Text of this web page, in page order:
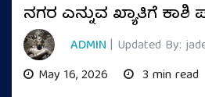
ನಗರ ಎನ್ನುವ ಖ್ಯಾತಿಗೆ ಕಾಶಿ
ADMIN | Updated By:
May 16, 2026
3 min read